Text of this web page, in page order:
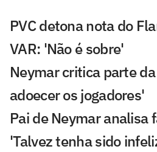
PVC detona nota do
VAR: 'Não é sobre'
Neymar critica parte
adoecer os jogadores'
Pai de Neymar analisa
'Talvez tenha sido